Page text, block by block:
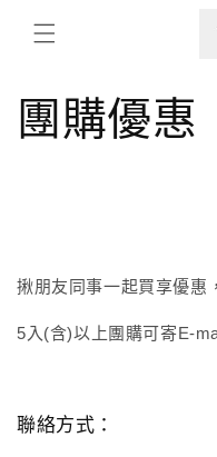
跳至內容
團購優惠
揪朋友同事一起買享優惠，
5入(含)以上團購可寄E-
聯絡方式：